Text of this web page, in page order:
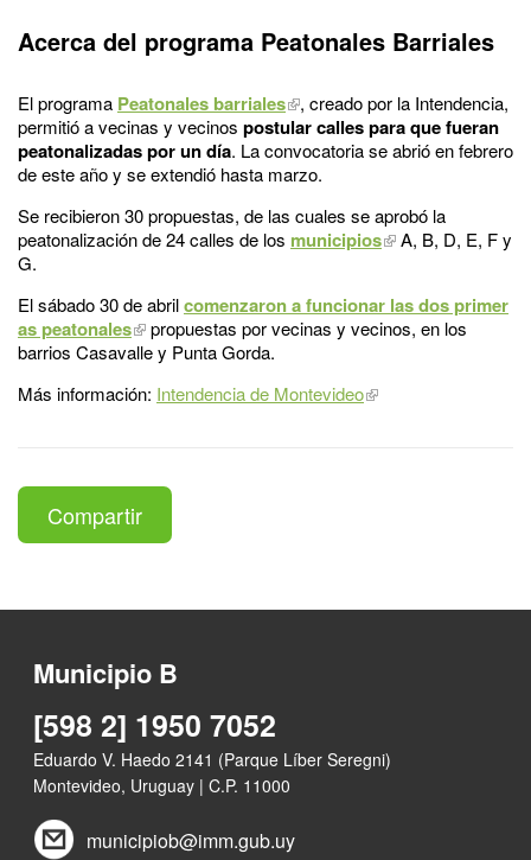
Acerca del programa Peatonales Barriales
El programa Peatonales barriales
, creado por la Intendencia,
permitió a vecinas y vecinos postular calles para que fueran
peatonalizadas por un día. La convocatoria se abrió en febrero
de este año y se extendió hasta marzo.
Se recibieron 30 propuestas, de las cuales se aprobó la
peatonalización de 24 calles de los municipios
A, B, D, E, F y
G.
El sábado 30 de abrilcomenzaron a funcionar las dos primer
as peatonales
propuestas por vecinas y vecinos, en los
barrios Casavalle y Punta Gorda.
Más información: Intendencia de Montevideo
Compartir
Municipio B
[598 2] 1950 7052
Eduardo V. Haedo 2141 (Parque Líber Seregni)
Montevideo, Uruguay | C.P. 11000
municipiob@imm.gub.uy